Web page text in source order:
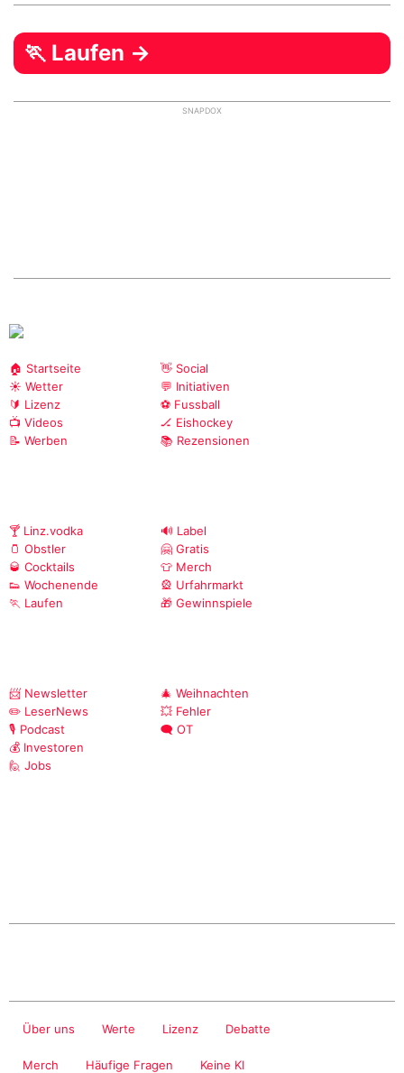
🏃 Laufen →
SNAPDOX
🏠 Startseite
☀️ Wetter
🔰 Lizenz
📺 Videos
📝 Werben
👋 Social
💬 Initiativen
⚽ Fussball
🏒 Eishockey
📚 Rezensionen
🍸 Linz.vodka
🫙 Obstler
🥃 Cocktails
👟 Wochenende
🏃 Laufen
🔊 Label
🤗 Gratis
👕 Merch
🎡 Urfahrmarkt
🎁 Gewinnspiele
📨 Newsletter
✏️ LeserNews
🎙️ Podcast
💰 Investoren
🙋 Jobs
🎄 Weihnachten
💥 Fehler
🗨️ OT
Über uns Werte Lizenz Debatte
Merch Häufige Fragen Keine KI